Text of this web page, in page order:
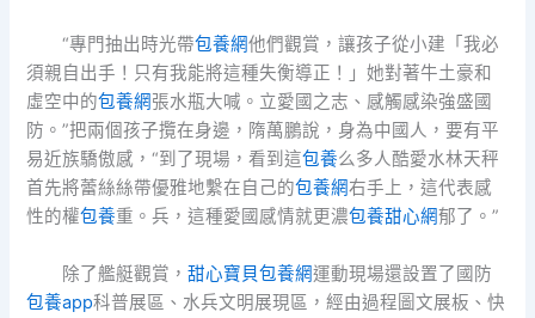
“專門抽出時光帶包養網他們觀賞，讓孩子從小建「我必
須親自出手！只有我能將這種失衡導正！」她對著牛土豪和
虛空中的包養網張水瓶大喊。立愛國之志、感觸感染強盛國
防。”把兩個孩子攬在身邊，隋萬鵬說，身為中國人，要有平
易近族驕傲感，“到了現場，看到這包養么多人酷愛水林天秤
首先將蕾絲絲帶優雅地繫在自己的包養網右手上，這代表感
性的權包養重。兵，這種愛國感情就更濃包養甜心網郁了。”
除了艦艇觀賞， 甜心寶貝包養網運動現場還設置了國防
包養app科普展區、水兵文明展現區，經由過程圖文展板、快